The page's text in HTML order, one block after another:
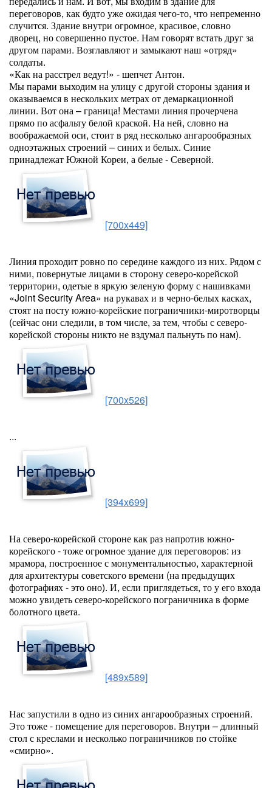
переговоров, как будто уже ожидая чего-то, что непременно
случится. Здание внутри огромное, красивое, словно
дворец, но совершенно пустое. Нам говорят встать друг за
другом парами. Возглавляют и замыкают наш «отряд»
солдаты.
«Как на расстрел ведут!» - шепчет Антон.
Мы парами выходим на улицу с другой стороны здания и
оказываемся в нескольких метрах от демаркационной
линии. Вот она – граница! Местами линия прочерчена
прямо по асфальту белой краской. На ней, словно на
воображаемой оси, стоит в ряд несколько ангарообразных
одноэтажных строений – синих и белых. Синие
принадлежат Южной Кореи, а белые - Северной.
[700x449]
Линия проходит ровно по середине каждого из них. Рядом с
ними, повернутые лицами в сторону северо-корейской
территории, одетые в яркую зеленую форму с нашивками
«Joint Security Area» на рукавах и в черно-белых касках,
стоят на посту южно-корейские пограничники-миротворцы
(сейчас они следили, в том числе, за тем, чтобы с северо-
корейской стороны никто не вздумал пальнуть по нам).
[700x526]
...
[394x699]
На северо-корейской стороне как раз напротив южно-
корейского - тоже огромное здание для переговоров: из
мрамора, построенное с монументальностью, характерной
для архитектуры советского времени (на предыдущих
фотографиях - это оно). И, если приглядеться, то у его входа
можно увидеть северо-корейского пограничника в форме
болотного цвета.
[489x589]
Нас запустили в одно из синих ангарообразных строений.
Это тоже - помещение для переговоров. Внутри – длинный
стол с креслами и несколько пограничников по стойке
«смирно».